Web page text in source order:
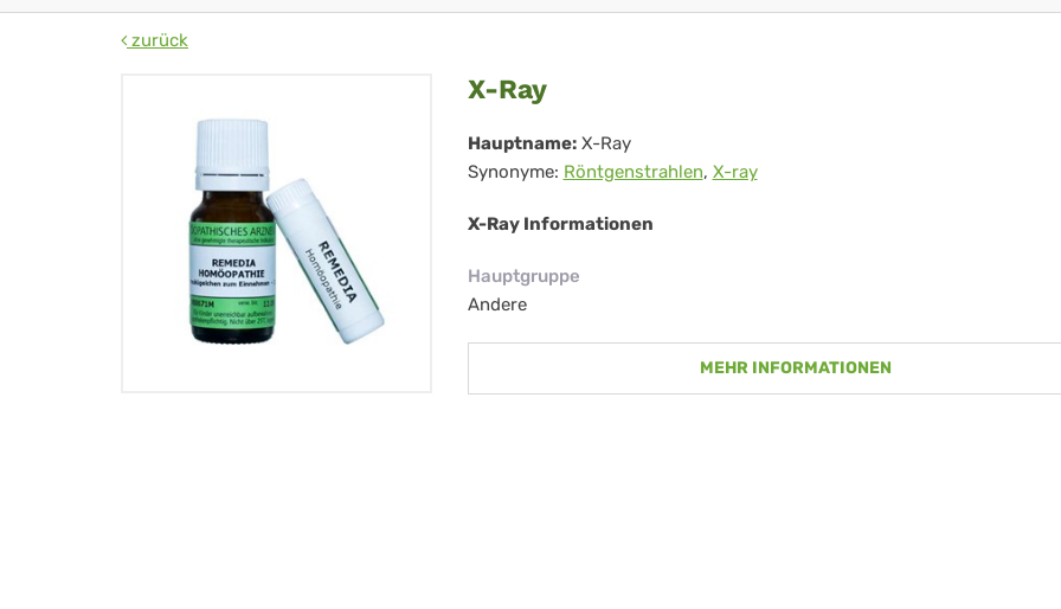
zurück
X-
Ray
X-Ray
Hauptname: X-Ray
Synonyme: Röntgenstrahlen, X-ray
X-Ray Informationen
Hauptgruppe
Andere
MEHR INFORMATIONEN